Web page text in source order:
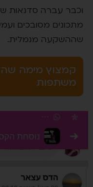
וכבר עברה סדנאות
מתכונים מסובכים
שההשקעה מנמלית.
קמצוץ מימה
משתפות